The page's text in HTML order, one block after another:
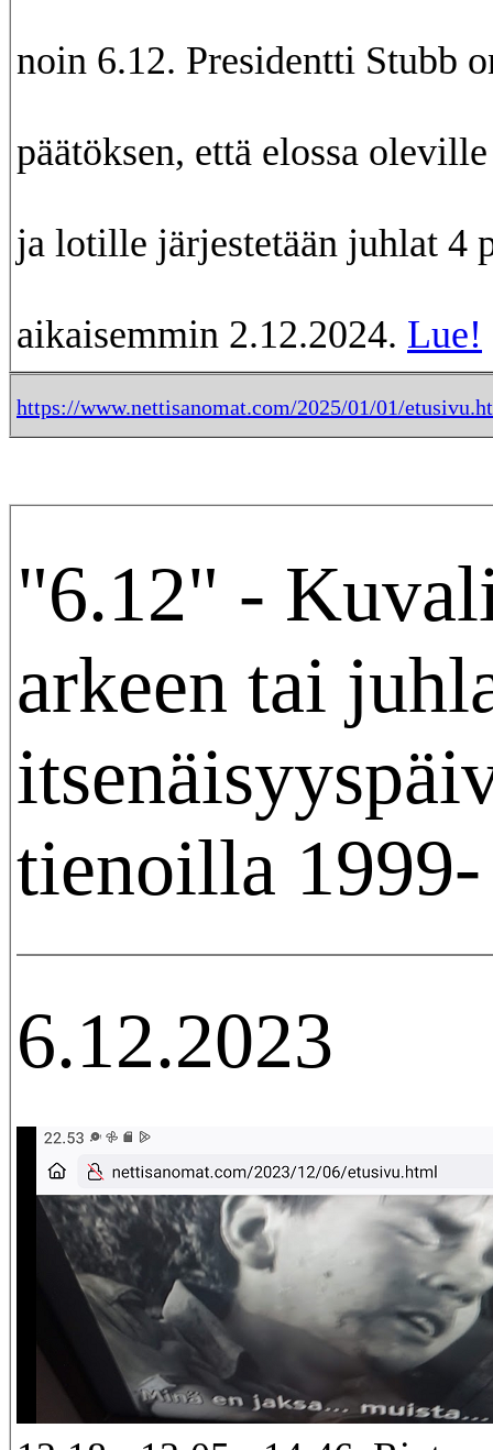
noin 6.12. Presidentti Stubb
päätöksen, että elossa
ja lotille järjestetään juhlat 4
aikaisemmin 2.12.2024. Lue!
https://www.nettisanomat.com/2025/01/01/
"6.12" -
arkeen tai
tienoilla
6.12.2023